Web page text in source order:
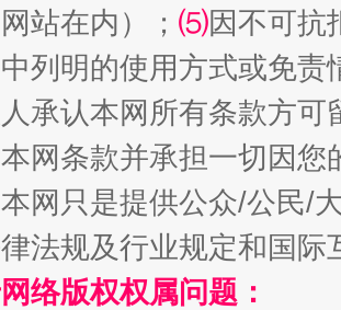
大球赛在茂县开幕
站在内）； ⑸因不可抗
列明的使用方式或免责
承认本网所有条款方
网条款并承担一切因
网只是提供公众/公民/
法规及行业规定和国
络版权权属问题：